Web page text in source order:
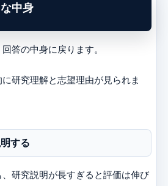
中身
答の中身に戻ります。
研究理解と志望理由が見られま
する
研究説明が長すぎると評価は伸び